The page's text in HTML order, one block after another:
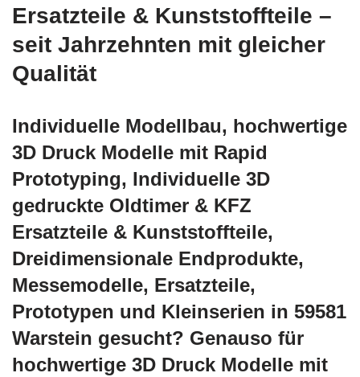
Ersatzteile & Kunststoffteile –
seit Jahrzehnten mit gleicher
Qualität
Individuelle Modellbau, hochwertige
3D Druck Modelle mit Rapid
Prototyping, Individuelle 3D
gedruckte Oldtimer & KFZ
Ersatzteile & Kunststoffteile,
Dreidimensionale Endprodukte,
Messemodelle, Ersatzteile,
Prototypen und Kleinserien in 59581
Warstein gesucht? Genauso für
hochwertige 3D Druck Modelle mit